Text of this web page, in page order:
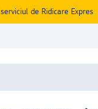
de Ridicare Expres